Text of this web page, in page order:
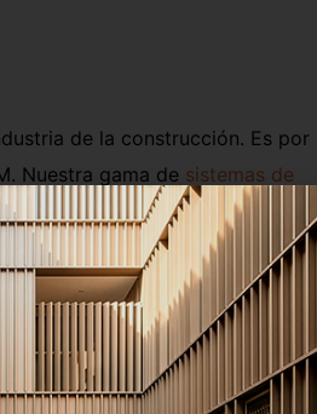
de la construcción. Es por
Nuestra gama de sistemas de
con BIM. Esto significa
en sus proyectos de